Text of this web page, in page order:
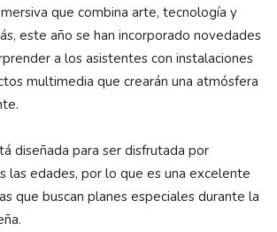
que combina arte, tecnología y
este año se han incorporado novedades
a los asistentes con instalaciones
multimedia que crearán una atmósfera
diseñada para ser disfrutada por
las edades, por lo que es una excelente
que buscan planes especiales durante la